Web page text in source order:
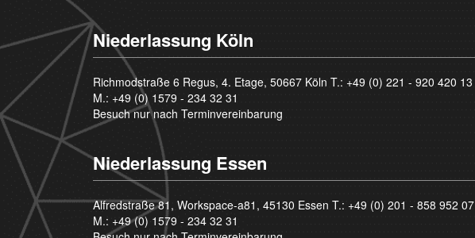
Niederlassung Köln
Richmodstraße 6 Regus, 4. Etage, 50667 Köln T.: +49 (0) 221 - 920 420 13
M.: +49 (0) 1579 - 234 32 31
Besuch nur nach Terminvereinbarung
Niederlassung Essen
Alfredstraße 81, Workspace-a81, 45130 Essen T.: +49 (0) 201 - 858 952 07
M.: +49 (0) 1579 - 234 32 31